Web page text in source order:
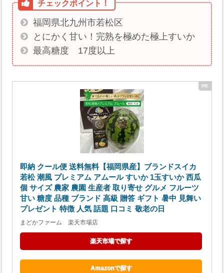
福岡県北九州市若松区
とにかく甘い！完熟を極めた極上すいか
最高糖度 17度以上
即納 クール便 送料無料【福岡県産】ブランドスイカ
若松 潮風 プレミアム アムール すいか 1玉すいか 西瓜
個 サイズ 農家 農園 生産者 取り寄せ グルメ フルーツ
甘い 糖度 品種 ブランド 高級 贈答 ギフト 暑中 見舞い
プレゼント 特徴 人気 話題 口コミ 敬老の日
まどかファーム 楽天市場店
楽天市場で探す
Amazonで探す